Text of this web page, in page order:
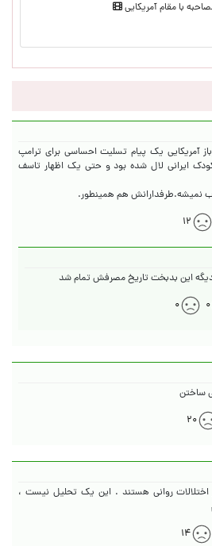
با مقام آمریکایی
آمریکایی یک پیام تسلیت احساسی برای ترامپ
در برابر پر پر شدن ۱۷۰ کودک ایرانی لال شده بود و حتی یک اظهار تاسف
نمیشه.طرفدارانش هم همینطور.
۱۲
این بدبخت تاریخ مصرفش تمام شد
۰ ۰
ساختن
۲۰
روانی هستند . این یک تحلیل نیست ،
۱۴